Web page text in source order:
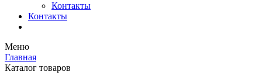
Контакты
Контакты
Меню
Главная
Каталог товаров